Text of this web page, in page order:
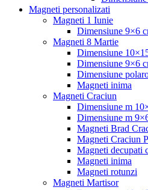
Magneti personalizati
Magneti 1 Iunie
Dimensiune 9×6
Magneti 8 Martie
Dimensiune
Dimensiune 9×6
Dimensiune
Magneti inima
Magneti Craciun
Dimensiune m
Dimensiune m
Magneti Brad
Magneti Craciun
Magneti decupati
Magneti inima
Magneti rotunzi
Magneti Martisor